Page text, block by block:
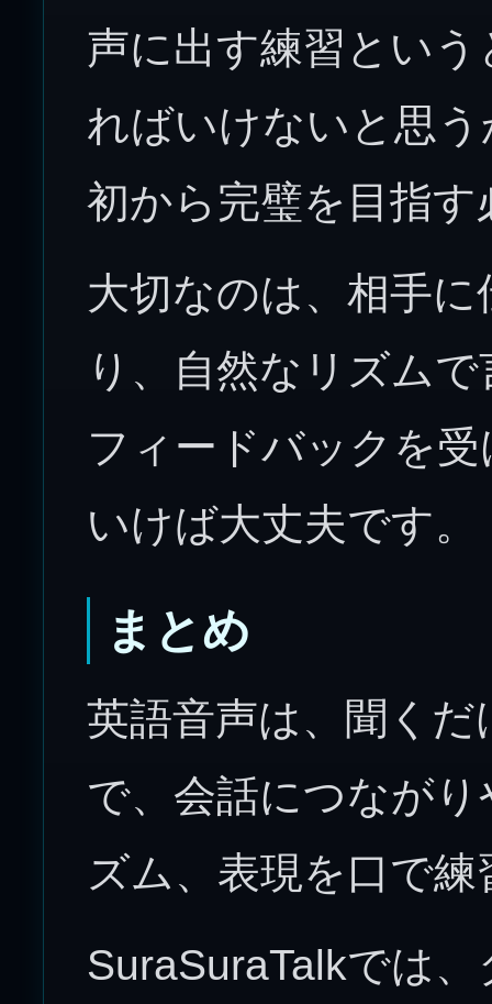
声に出す練習とい
ればいけないと思
初から完璧を目指
大切なのは、相手
り、自然なリズム
フィードバックを
いけば大丈夫です。
まとめ
英語音声は、聞く
で、会話につなが
ズム、表現を口で
SuraSuraTalkでは